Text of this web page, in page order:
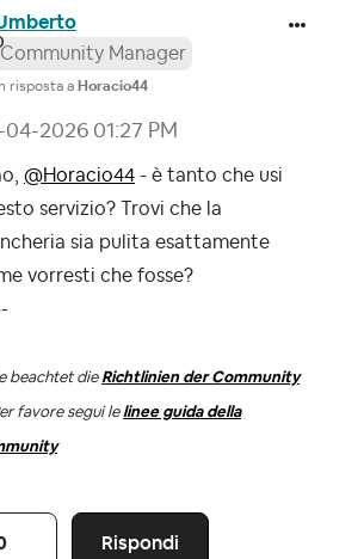
Community Manager
In risposta a Horacio44
04-2026 01:27 PM
@Horacio44 - è tanto che usi
servizio? Trovi che la
sia pulita esattamente
vorresti che fosse?
beachtet die Richtlinien der Community
favore segui le linee guida della
Rispondi